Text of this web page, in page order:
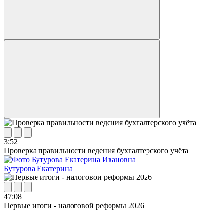
3:52
Проверка правильности ведения бухгалтерского учёта
Бутурова Екатерина
47:08
Первые итоги - налоговой реформы 2026